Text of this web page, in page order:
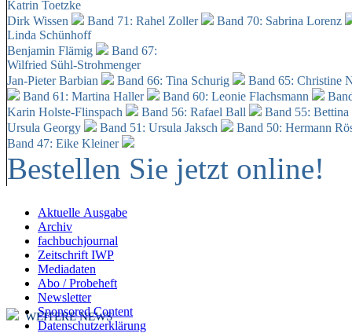
Katrin Toetzke
Dirk Wissen
Band 71: Rahel Zoller
Band 70: Sabrina Lorenz
Linda Schünhoff
Benjamin Flämig
Band 67:
Wilfried Sühl-Strohmenger
Jan-Pieter Barbian
Band 66: Tina Schurig
Band 65: Christine
Band 61: Martina Haller
Band 60: Leonie Flachsmann
Karin Holste-Flinspach
Band 56: Rafael Ball
Band 55:
Ursula Georgy
Band 51: Ursula Jaksch Band 50: Hermann
Band 47: Eike Kleiner
Bestellen Sie jetzt online!
Aktuelle Ausgabe
Archiv
fachbuchjournal
Zeitschrift IWP
Mediadaten
Abo / Probeheft
Newsletter
Sponsored Content
Datenschutzerklärung
WEITERE NEWS